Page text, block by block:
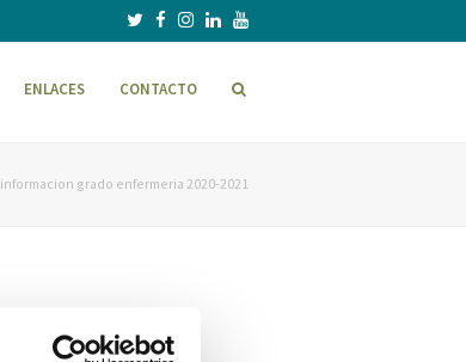
ENLACES CONTACTO
informacion grado enfermeria 2020-2021